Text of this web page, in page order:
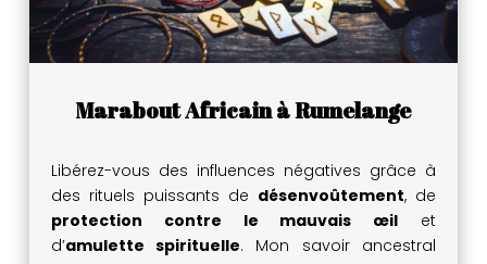
Marabout Africain à Rumelange
Libérez-vous des influences négatives grâce à
des rituels puissants de désenvoûtement, de
protection contre le mauvais œil et
d’amulette spirituelle. Mon savoir ancestral